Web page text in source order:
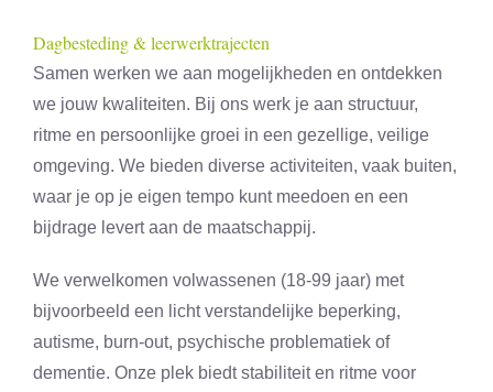
Dagbesteding & leerwerktrajecten
Samen werken we aan mogelijkheden en ontdekken
we jouw kwaliteiten. Bij ons werk je aan structuur,
ritme en persoonlijke groei in een gezellige, veilige
omgeving. We bieden diverse activiteiten, vaak buiten,
waar je op je eigen tempo kunt meedoen en een
bijdrage levert aan de maatschappij.
We verwelkomen volwassenen (18-99 jaar) met
bijvoorbeeld een licht verstandelijke beperking,
autisme, burn-out, psychische problematiek of
dementie. Onze plek biedt stabiliteit en ritme voor